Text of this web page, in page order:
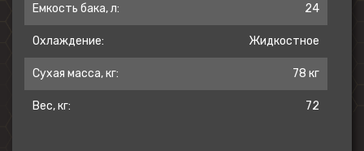
Емкость бака, л: 24
Охлаждение: Жидкостное
Сухая масса, кг: 78 кг
Вес, кг: 72